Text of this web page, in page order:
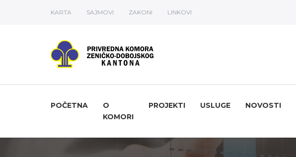
KARTA SAJMOVI ZAKONI LINKOVI
POČETNA
O
KOMORI
PROJEKTI USLUGE NOVOSTI